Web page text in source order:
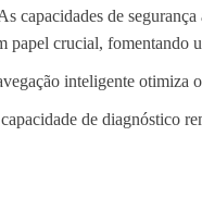
capacidades de
papel crucial, fomentando
inteligente otimiza
de diagnóstico